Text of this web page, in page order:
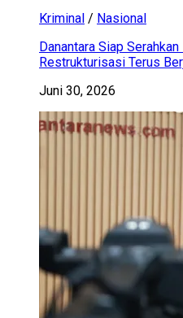
Kriminal / Nasional
Danantara Siap
Restrukturisasi Terus
Juni 30, 2026